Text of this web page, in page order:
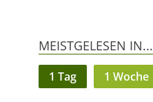
MEISTGELESEN IN...
1 Tag 1 Woche